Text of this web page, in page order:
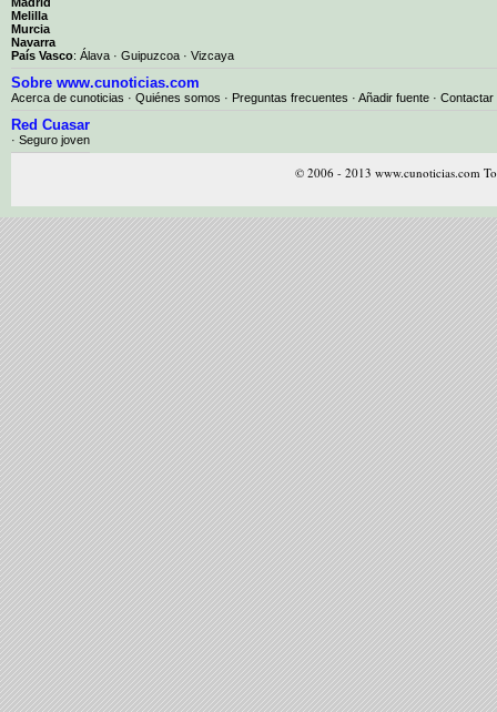
Melilla
Murcia
Navarra
País Vasco: Álava · Guipuzcoa · Vizcaya
Sobre www.cunoticias.com
Acerca de cunoticias · Quiénes somos · Preguntas frecuentes · Añadir fuente · Contactar
Red Cuasar
· Seguro joven
© 2006 - 2013 www.cunoticias.com